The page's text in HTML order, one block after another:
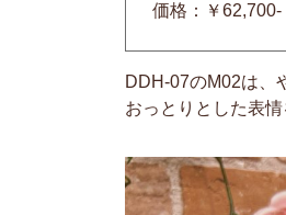
価格：￥
DDH-07のM02は、
おっとりとした表